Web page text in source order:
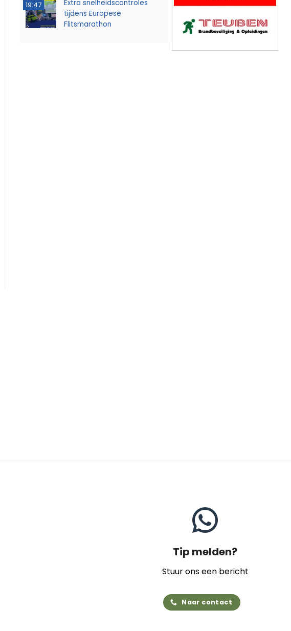
19:47
Extra snelheidscontroles
tijdens Europese
Flitsmarathon
Tip melden?
Stuur ons een bericht
Naar contact